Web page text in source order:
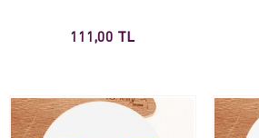
111,00 TL